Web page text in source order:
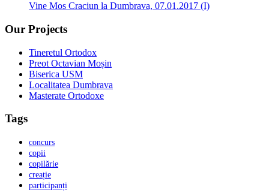
Vine Mos Craciun la Dumbrava, 07.01.2017 (I)
Our Projects
Tineretul Ortodox
Preot Octavian Moșin
Biserica USM
Localitatea Dumbrava
Masterate Ortodoxe
Tags
concurs
copii
copilărie
creație
participanți